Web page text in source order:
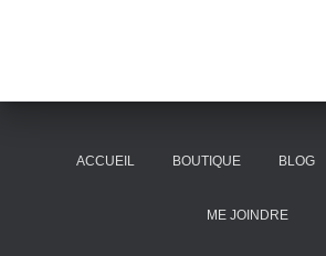
ACCUEIL BOUTIQUE BLOG
ME JOINDRE